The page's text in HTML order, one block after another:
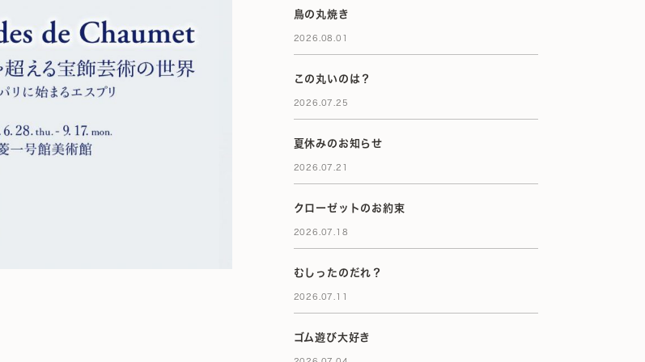
鳥の丸焼き
2026.08.01
この丸いのは？
2026.07.25
夏休みのお知らせ
2026.07.21
クローゼットのお約束
2026.07.18
むしったのだれ？
2026.07.11
ゴム遊び大好き